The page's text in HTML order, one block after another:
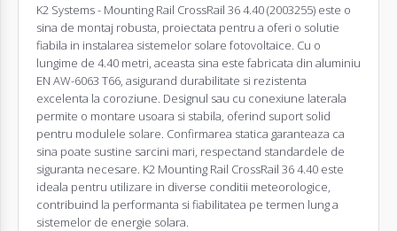
K2 Systems - Mounting Rail CrossRail 36 4.40 (2003255) este o
sina de montaj robusta, proiectata pentru a oferi o solutie
fiabila in instalarea sistemelor solare fotovoltaice. Cu o
lungime de 4.40 metri, aceasta sina este fabricata din aluminiu
EN AW-6063 T66, asigurand durabilitate si rezistenta
excelenta la coroziune. Designul sau cu conexiune laterala
permite o montare usoara si stabila, oferind suport solid
pentru modulele solare. Confirmarea statica garanteaza ca
sina poate sustine sarcini mari, respectand standardele de
siguranta necesare. K2 Mounting Rail CrossRail 36 4.40 este
ideala pentru utilizare in diverse conditii meteorologice,
contribuind la performanta si fiabilitatea pe termen lung a
sistemelor de energie solara.